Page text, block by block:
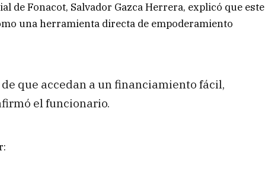
de Fonacot, Salvador Gazca Herrera, explicó que este
una herramienta directa de empoderamiento
que accedan a un financiamiento fácil,
el funcionario.